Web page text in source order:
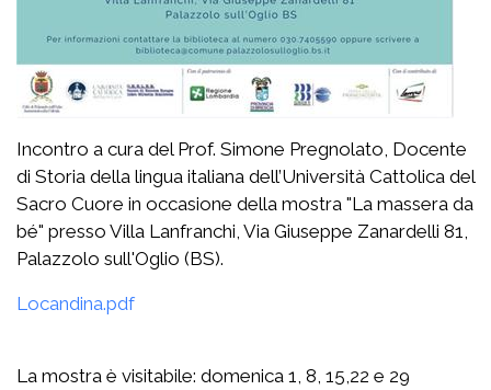
Incontro a cura del Prof. Simone Pregnolato, Docente
di Storia della lingua italiana dell’Università Cattolica del
Sacro Cuore in occasione della mostra "La massera da
bé" presso Villa Lanfranchi, Via Giuseppe Zanardelli 81,
Palazzolo sull'Oglio (BS).
Locandina.pdf
La mostra è visitabile: domenica 1, 8, 15,22 e 29